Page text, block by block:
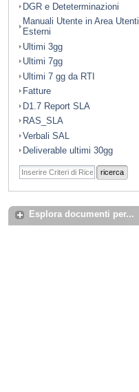
DGR e Deteterminazioni
Manuali Utente in Area Utenti
Esterni
Ultimi 3gg
Ultimi 7gg
Ultimi 7 gg da RTI
Fatture
D1.7 Report SLA
RAS_SLA
Verbali SAL
Deliverable ultimi 30gg
ricerca
Esplora documenti per...